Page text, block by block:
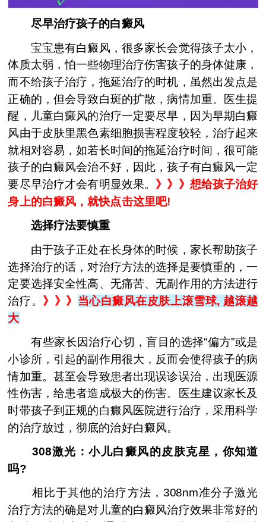
尽早治疗孩子的白癜风
宝宝患有白癜风，很多家长会觉得孩子太小，
体质太弱，怕一些物理治疗伤害孩子的身体健康，
而不给孩子治疗，拖延治疗的时机，虽然出发点是
正确的，但会导致白斑的扩散，病情加重。医生提
醒，儿童白癜风的治疗一定要尽早，因为早期白癜
风由于皮肤里黑色素细胞损害程度较轻，治疗起来
就相对容易，如若长时间的拖延治疗时间，很可能
孩子的白癜风会治不好，因此，孩子有白癜风一定
要尽早治疗才会有明显效果。 》》》 想给孩子治好
身上的白癜风，就快点击这里吧!
选择疗法要慎重
由于孩子正处在长身体的时候，家长帮助孩子
选择治疗的话，对治疗方法的选择是要慎重的，一
定要选择安全性高、无痛苦、无副作用的方法进行
治疗。 》》》 当心白癜风在皮肤上滚雪球, 越滚越
大
有些家长因治疗心切，盲目的选择“偏方”或是
小诊所，引起的副作用很大，反而会使得孩子的病
情加重。甚至会导致患者出现误诊误治，出现医源
性伤害，给患者造成极大的伤害。医生建议家长及
时带孩子到正规的白癜风医院进行治疗，采用科学
的治疗放过，彻底的治好白癜风。
308激光：小儿白癜风的皮肤克星，你知道
吗?
相比于其他的治疗方法，308nm准分子激光
治疗方法的确是对儿童的白癜风治疗效果非常好的